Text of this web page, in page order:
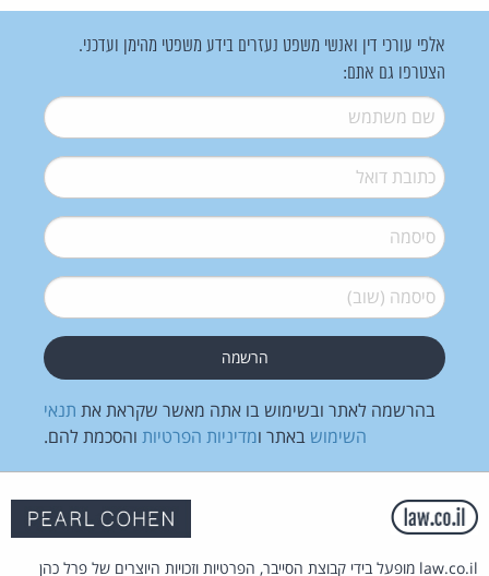
אלפי עורכי דין ואנשי משפט נעזרים בידע משפטי מהימן ועדכני.
הצטרפו גם אתם:
שם משתמש*
דואל*
סיסמה*
סיסמה (שוב)*
בהרשמה לאתר ובשימוש בו אתה מאשר שקראת את תנאי
השימוש באתר ומדיניות הפרטיות והסכמת להם.
law.co.il מופעל בידי קבוצת הסייבר, הפרטיות וזכויות היוצרים של פרל כהן